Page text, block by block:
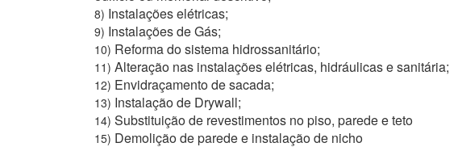
8) Instalações elétricas;
9) Instalações de Gás;
10) Reforma do sistema hidrossanitário;
11) Alteração nas instalações elétricas, hidráulicas e sanitária;
12) Envidraçamento de sacada;
13) Instalação de Drywall;
14) Substituição de revestimentos no piso, parede e teto
15) Demolição de parede e instalação de nicho